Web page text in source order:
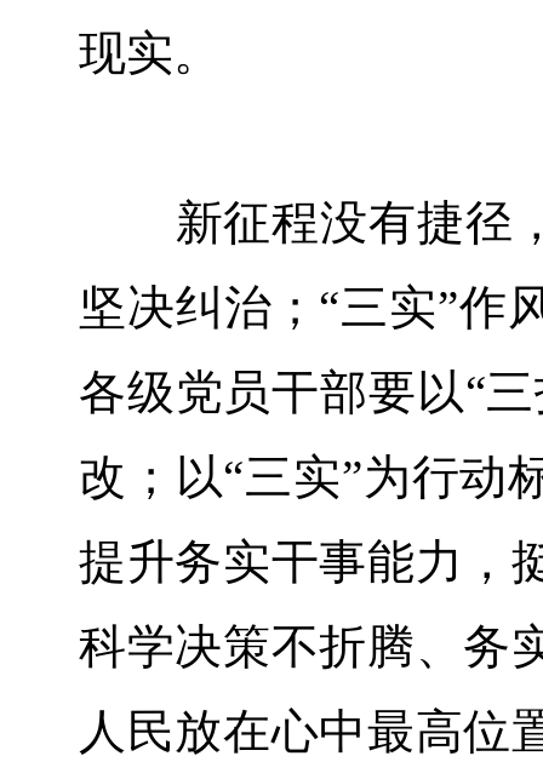
现实。
新征程没有捷径，
坚决纠治；“三实”作
各级党员干部要以“
改；以“三实”为行动
提升务实干事能力，
科学决策不折腾、务
人民放在心中最高位